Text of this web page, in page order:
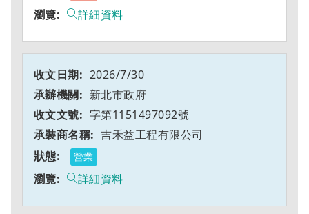
詳細資料
2026/7/30
新北市政府
字第1151497092號
吉禾益工程有限公司
營業
詳細資料